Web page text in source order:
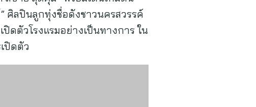
ศิลปินลูกทุ่งชื่อดังชาวนครสวรรค์
ปิดตัวโรงแรมอย่างเป็นทางการ ใน
ปิดตัว